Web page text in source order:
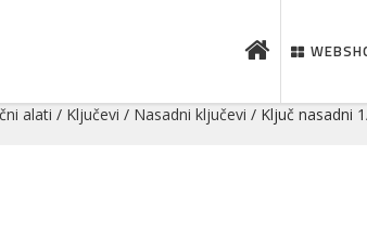
alati / Ključevi / Nasadni ključevi / Ključ nasadni